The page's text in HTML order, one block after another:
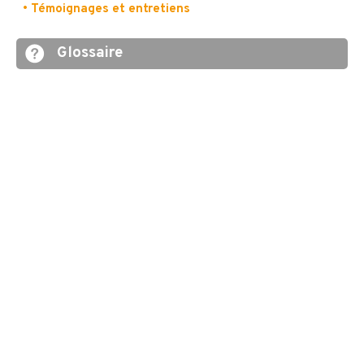
• Témoignages et entretiens
Glossaire